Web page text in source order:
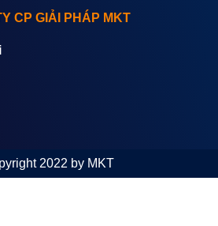
CP GIẢI PHÁP MKT
2022 by MKT